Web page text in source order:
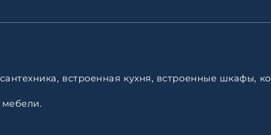
сантехника, встроенная кухня, встроенные шкафы,
мебели.